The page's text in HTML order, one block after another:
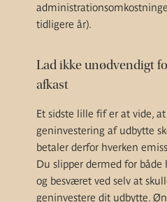
tidligere år).
Lad ikke unødvendigt
afkast
Et sidste lille fif er at vide,
geninvestering af udbytte
betaler derfor hverken
Du slipper dermed for
og besværet ved selv at
geninvestere dit udbytte.